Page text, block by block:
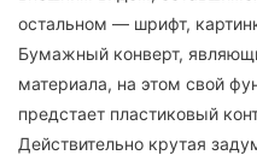
остальном — шрифт,
Бумажный конверт,
материала, на этом свой
предстает пластиковый
Действительно крутая